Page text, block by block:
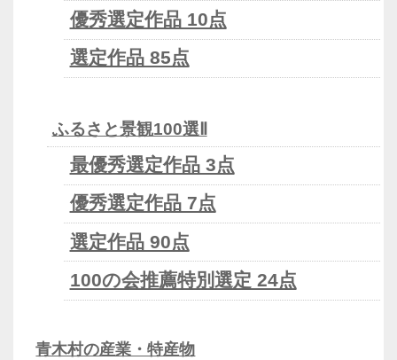
優秀選定作品 10点
選定作品 85点
ふるさと景観100選Ⅱ
最優秀選定作品 3点
優秀選定作品 7点
選定作品 90点
100の会推薦特別選定 24点
青木村の産業・特産物